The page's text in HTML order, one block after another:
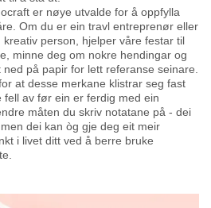
er nøye utvalde for å oppfylla
Om du er ein travl entreprenør eller
person, hjelper våre festar til
minne deg om nokre hendingar og
på papir for lett referanse seinare.
at desse merkane klistrar seg fast
fell av før ein er ferdig med ein
måten du skriv notatane på - dei
dei kan òg gje deg eit meir
i livet ditt ved å berre bruke